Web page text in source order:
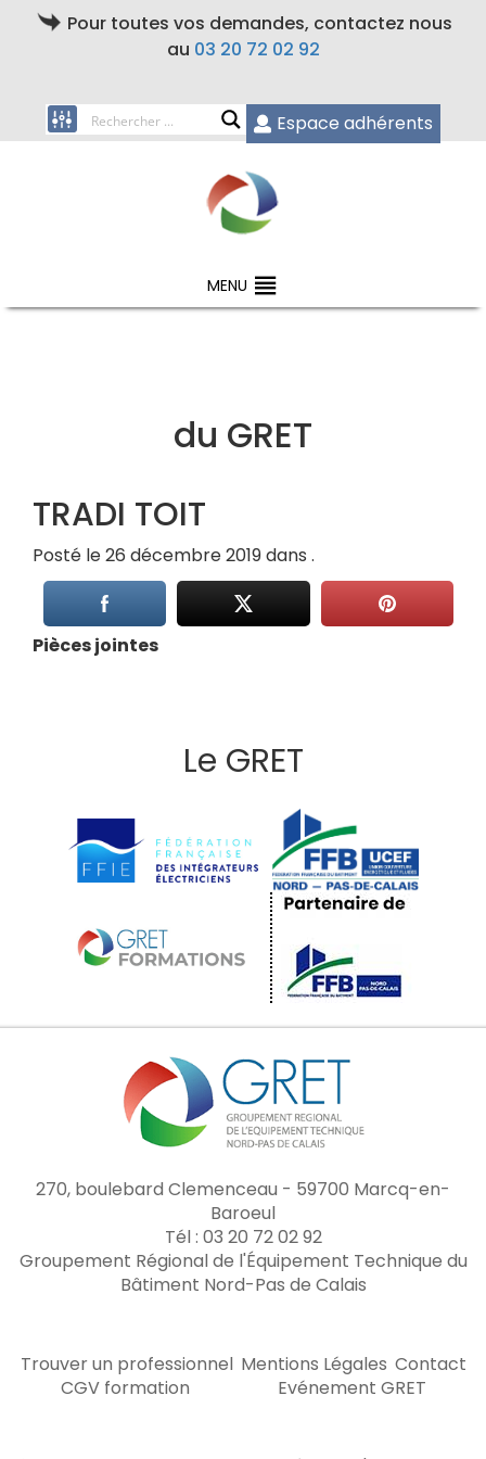
Pour toutes vos demandes, contactez nous
au 03 20 72 02 92
Espace adhérents
MENU
du GRET
TRADI TOIT
Posté le 26 décembre 2019 dans .
Pièces jointes
Le GRET
270, boulebard Clemenceau - 59700 Marcq-en-
Baroeul
Tél : 03 20 72 02 92
Groupement Régional de l'Équipement Technique du
Bâtiment Nord-Pas de Calais
Trouver un professionnel Mentions Légales Contact
CGV formation
Evénement GRET